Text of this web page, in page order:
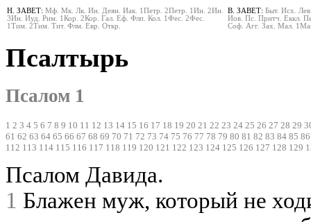
Н. ЗАВЕТ: Мф. Мк. Лк. Ин. Деян. Иак. 1Петр. 2Петр. 1Ин. 2Ин.
3Ин. Иуд. Рим. 1Кор. 2Кор. Гал. Еф. Флп. Кол. 1Фес. 2Фес.
1Тим. 2Тим. Тит. Флм. Евр. Откр.
В. ЗАВЕТ: Быт. Исх.
Иов. Пс. Притч. Еккл.
Соф.
Агг. Зах. Мал.
Псалтырь
Псалом 1
1 2 3 4 5 6 7 8 9 10 11 12 13 14 15 16 17 18 19 20 21 22 23 24 25 26 27 28 29
61 62 63 64 65 66 67 68 69 70 71 72 73 74 75 76 77 78 79 80 81 82 83 84 85 86
112 113 114 115 116 117 118 119 120 121 122 123 124 125 126 127 128 129
Псалом Давида.
1 Блажен муж, который не